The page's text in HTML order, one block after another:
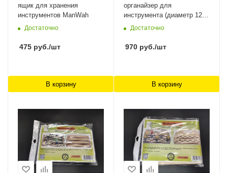
ящик для хранения
инструментов ManWah
Достаточно
475 руб./шт
В корзину
органайзер для
инструмента (диаметр 120
мм) LemonCraft
Достаточно
970 руб./шт
В корзину